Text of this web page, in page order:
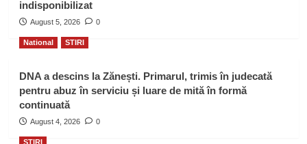
indisponibilizat
August 5, 2026 0
National STIRI
DNA a descins la Zănești. Primarul, trimis în judecată
pentru abuz în serviciu și luare de mită în formă
continuată
August 4, 2026 0
STIRI